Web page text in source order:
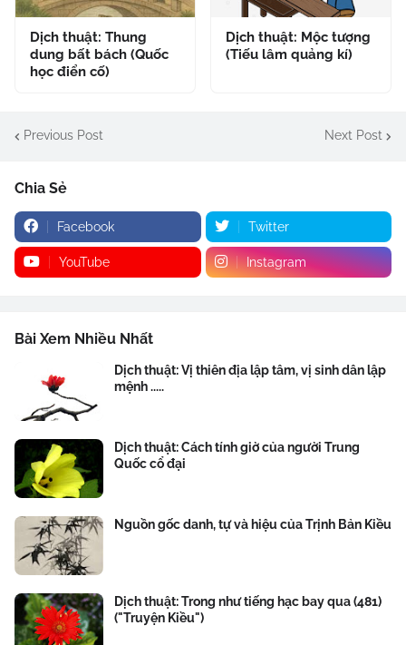
Dịch thuật: Thung
dung bất bách (Quốc
học điển cố)
Dịch thuật: Mộc tượng
(Tiếu lâm quảng kí)
Previous Post Next Post
Chia Sẻ
Facebook Twitter
YouTube Instagram
Bài Xem Nhiều Nhất
Dịch thuật: Vị thiên địa lập tâm, vị sinh dân lập
mệnh .....
Dịch thuật: Cách tính giờ của người Trung
Quốc cổ đại
Nguồn gốc danh, tự và hiệu của Trịnh Bản Kiều
Dịch thuật: Trong như tiếng hạc bay qua (481)
("Truyện Kiều")